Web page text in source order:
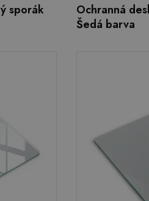
sporák
Ochranná
Šedá barva